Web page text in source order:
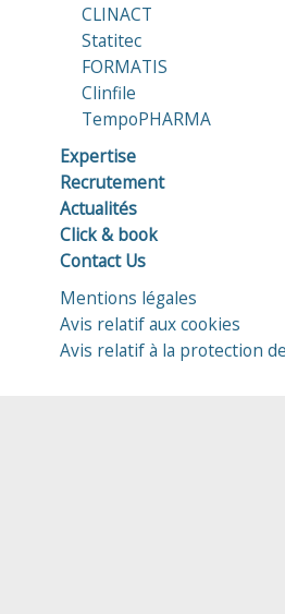
CLINACT
Statitec
FORMATIS
Clinfile
TempoPHARMA
Expertise
Recrutement
Actualités
Click & book
Contact Us
Mentions légales
Avis relatif aux cookies
Avis relatif à la protection